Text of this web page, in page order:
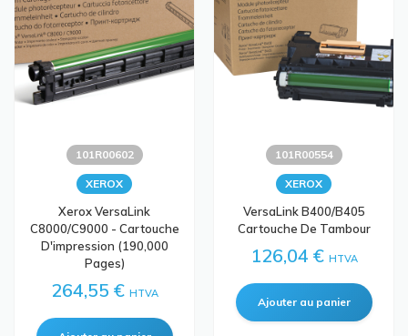
101R00602
XEROX
Xerox VersaLink
C8000/C9000 - Cartouche
D'impression (190,000
Pages)
264,55 € HTVA
101R00554
XEROX
VersaLink B400/B405
Cartouche De Tambour
126,04 € HTVA